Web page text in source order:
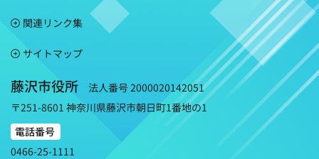
関連リンク集
サイトマップ
藤沢市役所
法人番号 2000020142051
〒251-8601 神奈川県藤沢市朝日町1番地の1
電話番号
0466-25-1111